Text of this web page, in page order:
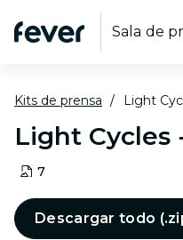
Sala de
Kits de prensa Light
Light Cycles
7
Descargar todo